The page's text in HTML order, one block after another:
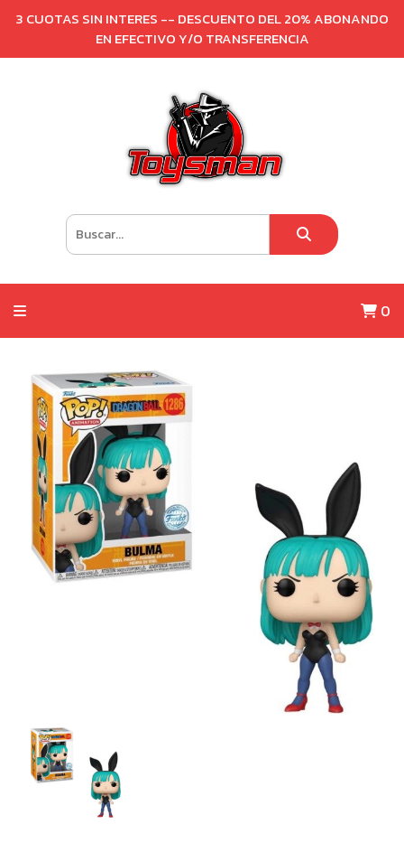
3 CUOTAS SIN INTERES -- DESCUENTO DEL 20% ABONANDO
EN EFECTIVO Y/O TRANSFERENCIA
0